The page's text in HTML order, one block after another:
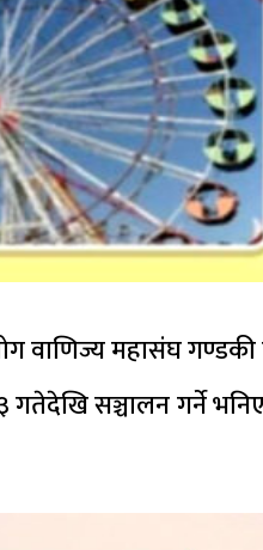
वाणिज्य महासंघ
सञ्चालन गर्ने